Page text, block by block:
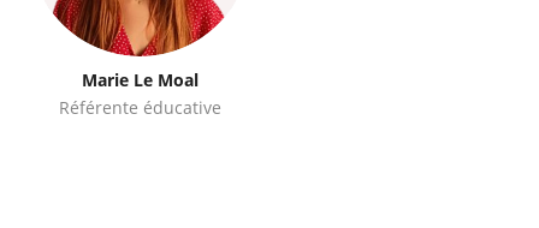
Marie Le Moal
Référente éducative